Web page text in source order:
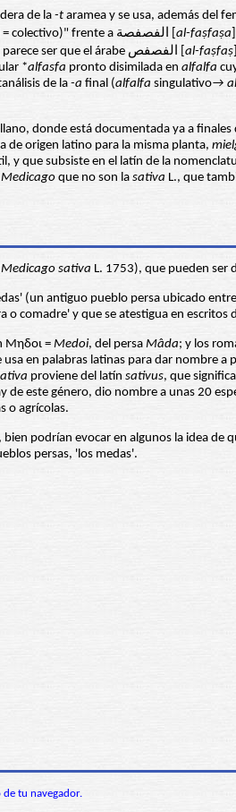
de la-t aramea y se usa, además del
al-faṣfaṣa
al-faṣfaṣ
*alfasfa pronto disimilada en alfalfa
de la -a final (alfalfa singulativo→
donde está documentada ya a
de origen latino para la misma planta,
y que subsiste en el latín de la
Medicago que no son la sativa L., que
Medicago sativa L. 1753), que pueden ser
(un antiguo pueblo persa ubicado
o comadre' y que se atestigua en escritos
Μηδοι =Medoi, del persa Mâda; y los
usa en palabras latinas para dar nombre a
proviene del latín sativus, que
este género, dio nombre a unas 20
o agrícolas.
podrían evocar en algunos la idea de
persas, 'los medas'.
tu navegador.